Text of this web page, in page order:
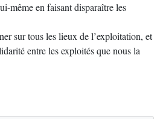
même en faisant disparaître les
sur tous les lieux de l’exploitation, et
entre les exploités que nous la